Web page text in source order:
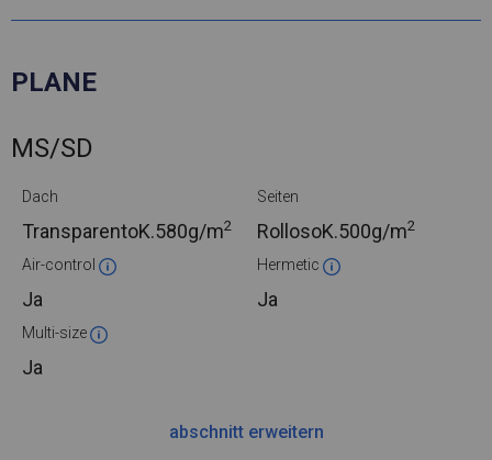
PLANE
MS/SD
Dach
TransparentoK.580g/m2
Seiten
RollosoK.500g/m2
Air-control
Ja
Hermetic
Ja
Multi-size
Ja
abschnitt erweitern